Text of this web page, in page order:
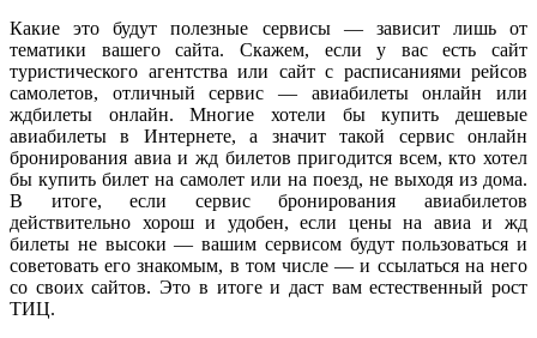
Какие это будут полезные сервисы — зависит лишь от
тематики вашего сайта. Скажем, если у вас есть сайт
туристического агентства или сайт с расписаниями рейсов
самолетов, отличный сервис — авиабилеты онлайн или
ждбилеты онлайн. Многие хотели бы купить дешевые
авиабилеты в Интернете, а значит такой сервис онлайн
бронирования авиа и жд билетов пригодится всем, кто хотел
бы купить билет на самолет или на поезд, не выходя из дома.
В итоге, если сервис бронирования авиабилетов
действительно хорош и удобен, если цены на авиа и жд
билеты не высоки — вашим сервисом будут пользоваться и
советовать его знакомым, в том числе — и ссылаться на него
со своих сайтов. Это в итоге и даст вам естественный рост
ТИЦ.